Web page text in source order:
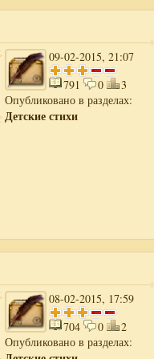
09-02-2015, 21:07
791
0
3
Опубликовано в разделах:
Детские стихи
08-02-2015, 17:59
704
0
2
Опубликовано в разделах: